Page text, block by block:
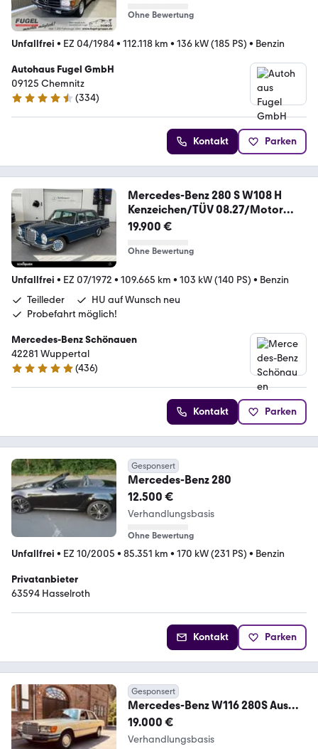
Ohne Bewertung
Unfallfrei • EZ 04/1984• 112.118 km • 136 kW (185 PS) • Benzin
Autohaus Fugel GmbH
09125 Chemnitz
4.3 Sterne
(334)
Kontakt Parken
Mercedes-Benz 280 S W108 H
Kenzeichen/TÜV 08.27/Motor
überholt
19.900 €
Ohne Bewertung
Unfallfrei • EZ 07/1972 • 109.665 km • 103 kW (140 PS) • Benzin
Teilleder
HU auf Wunsch neu
Probefahrt möglich!
Mercedes-Benz Schönauen
42281 Wuppertal
5 Sterne
(436)
Kontakt Parken
Gesponsert
Mercedes-Benz 280
12.500 €
Verhandlungsbasis
Ohne Bewertung
Unfallfrei • EZ 10/2005 • 85.351 km • 170 kW (231 PS) • Benzin
Privatanbieter
63594 Hasselroth
Kontakt Parken
Gesponsert
Mercedes-Benz W116 280S Aus
Sammlung Top
19.000 €
Verhandlungsbasis